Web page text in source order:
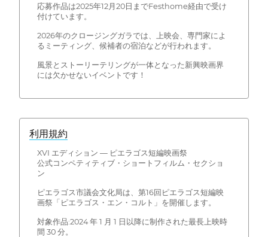
応募作品は2025年12月20日までFesthome経由で受け
付けています。
2026年のクロージングガラでは、上映会、専門家によ
るミーティング、候補者の宿泊などが行われます。
風景とストーリーテリングが一体となった新興映画界
には欠かせないイベントです！
利用規約
XVI エディション — ピエラゴス短編映画祭
公式コンペティティブ・ショートフィルム・セクショ
ン
ピエラゴス市議会文化局は、第16回ピエラゴス短編映
画祭「ピエラゴス・エン・コルト」を開催します。
対象作品:2024 年 1 月 1 日以降に制作された最長上映時
間 30 分。